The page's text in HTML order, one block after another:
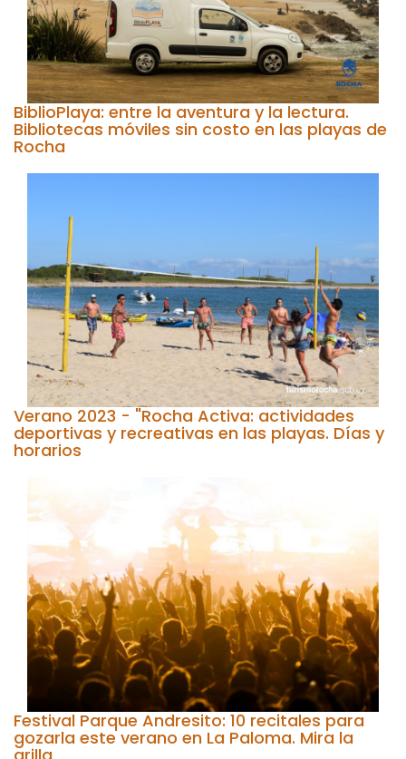
BiblioPlaya: entre la aventura y la lectura.
Bibliotecas móviles sin costo en las playas de
Rocha
Verano 2023 - "Rocha Activa: actividades
deportivas y recreativas en las playas. Días y
horarios
Festival Parque Andresito: 10 recitales para
gozarla este verano en La Paloma. Mira la